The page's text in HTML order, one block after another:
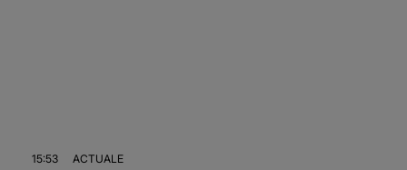
15:53 ACTUALE